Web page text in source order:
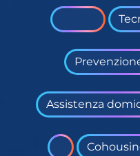
Fiera del
Vieni dove
futuro condiviso.
Assistenza